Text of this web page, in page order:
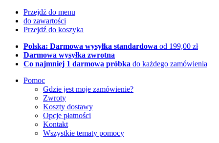
Przejdź do menu
do zawartości
Przejdź do koszyka
Polska: Darmowa wysyłka standardowa od 199,00 zł
Darmowa wysyłka zwrotna
Co najmniej 1 darmowa próbka do każdego zamówienia
Pomoc
Gdzie jest moje zamówienie?
Zwroty
Koszty dostawy
Opcje płatności
Kontakt
Wszystkie tematy pomocy